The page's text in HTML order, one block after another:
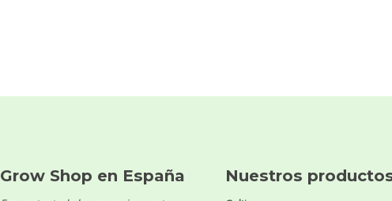
Grow Shop en España Nuestros